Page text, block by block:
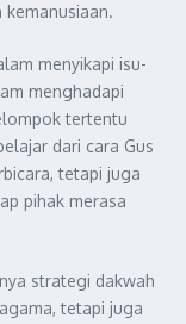
kemanusiaan.
menyikapi isu-
menghadapi
tertentu
dari cara Gus
tetapi juga
pihak merasa
strategi dakwah
tetapi juga